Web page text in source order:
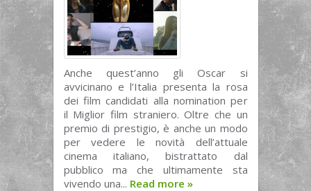
Anche quest’anno gli Oscar si
avvicinano e l’Italia presenta la rosa
dei film candidati alla nomination per
il Miglior film straniero. Oltre che un
premio di prestigio, è anche un modo
per vedere le novità dell’attuale
cinema italiano, bistrattato dal
pubblico ma che ultimamente sta
vivendo una... Read more »